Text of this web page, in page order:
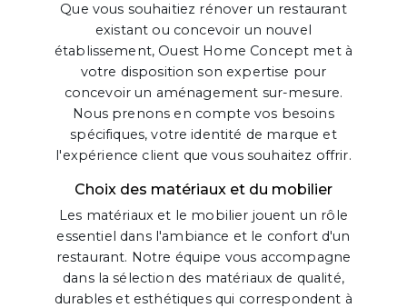
Que vous souhaitiez rénover un restaurant
existant ou concevoir un nouvel
établissement, Ouest Home Concept met à
votre disposition son expertise pour
concevoir un aménagement sur-mesure.
Nous prenons en compte vos besoins
spécifiques, votre identité de marque et
l'expérience client que vous souhaitez offrir.
Choix des matériaux et du mobilier
Les matériaux et le mobilier jouent un rôle
essentiel dans l'ambiance et le confort d'un
restaurant. Notre équipe vous accompagne
dans la sélection des matériaux de qualité,
durables et esthétiques qui correspondent à